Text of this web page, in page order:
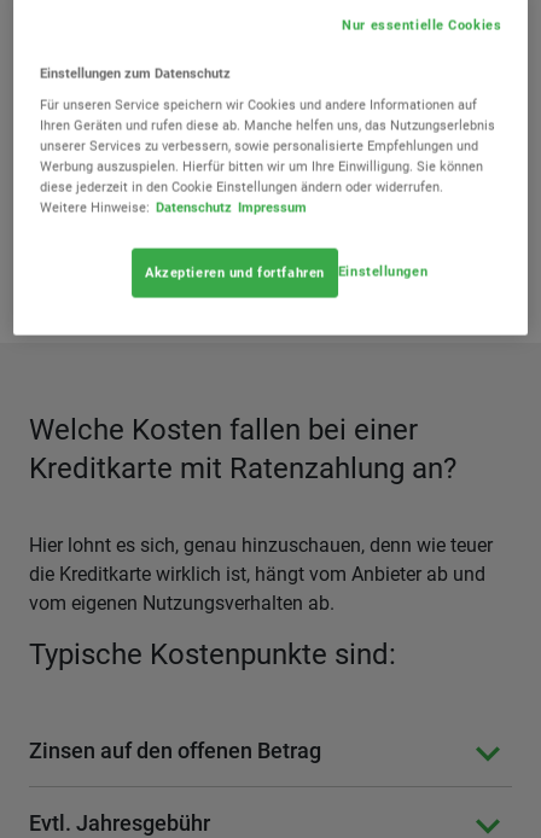
Karte sofort digital erhalten und
innerhalb weniger Werktage per Post
Welche Kosten fallen bei einer
Kreditkarte mit Ratenzahlung an?
Hier lohnt es sich, genau hinzuschauen, denn wie teuer
die Kreditkarte wirklich ist, hängt vom Anbieter ab und
vom eigenen Nutzungsverhalten ab.
Typische Kostenpunkte sind:
Zinsen auf den offenen Betrag
Evtl. Jahresgebühr
Einstellungen zum Datenschutz
Für unseren Service speichern wir Cookies und andere Informationen auf
Ihren Geräten und rufen diese ab. Manche helfen uns, das Nutzungserlebnis
unserer Services zu verbessern, sowie personalisierte Empfehlungen und
Werbung auszuspielen. Hierfür bitten wir um Ihre Einwilligung. Sie können
diese jederzeit in den Cookie Einstellungen ändern oder widerrufen.
Weitere Hinweise: Datenschutz Impressum
Einstellungen
Nur essentielle Cookies
Akzeptieren und fortfahren